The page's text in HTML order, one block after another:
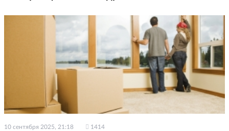
10 сентября 2025, 21:18 1414